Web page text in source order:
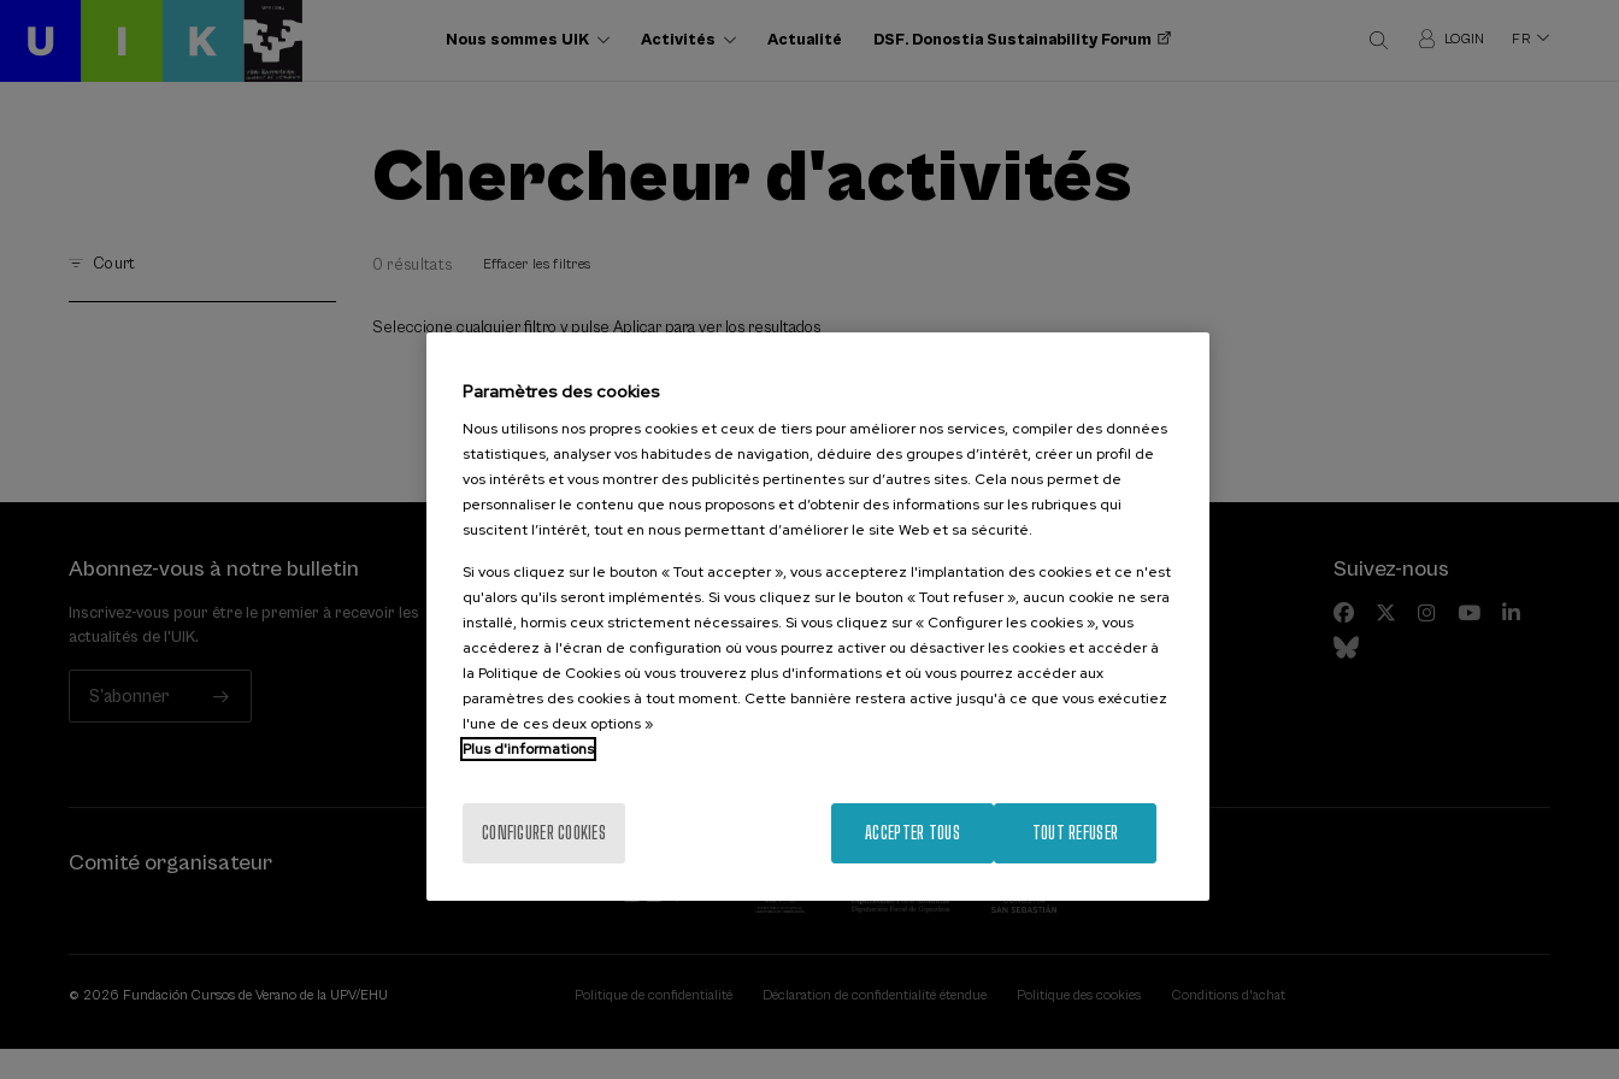
Nous sommes UIK Activités Actualité DSF. Donostia Sustainability Forum LOGIN FR
Chercheur d'activités
Court 0 résultats Effacer les filtres
Seleccione cualquier filtro y pulse Aplicar para ver los resultados
Abonnez-vous à notre bulletin
Inscrivez-vous pour être le premier à recevoir les
actualités de l'UIK.
S'abonner
Contact
20007 Donostia / San Sebastián
Contactez-nous!
Intéressant...
Activités précédentes
Suivez-nous
Comité organisateur
© 2026 Fundación Cursos de Verano de la UPV/EHU Politique de confidentialité Déclaration de confidentialité étendue Politique des cookies Conditions d'achat
Paramètres des cookies
Nous utilisons nos propres cookies et ceux de tiers pour améliorer nos services, compiler des données
statistiques, analyser vos habitudes de navigation, déduire des groupes d’intérêt, créer un profil de
vos intérêts et vous montrer des publicités pertinentes sur d’autres sites. Cela nous permet de
personnaliser le contenu que nous proposons et d’obtenir des informations sur les rubriques qui
suscitent l’intérêt, tout en nous permettant d’améliorer le site Web et sa sécurité.
Si vous cliquez sur le bouton « Tout accepter », vous accepterez l'implantation des cookies et ce n'est
qu'alors qu'ils seront implémentés. Si vous cliquez sur le bouton « Tout refuser », aucun cookie ne sera
installé, hormis ceux strictement nécessaires. Si vous cliquez sur « Configurer les cookies », vous
accéderez à l'écran de configuration où vous pourrez activer ou désactiver les cookies et accéder à
la Politique de Cookies où vous trouverez plus d'informations et où vous pourrez accéder aux
paramètres des cookies à tout moment. Cette bannière restera active jusqu'à ce que vous exécutiez
l'une de ces deux options »
Plus d'informations
CONFIGURER COOKIES TOUT REFUSER
ACCEPTER TOUS